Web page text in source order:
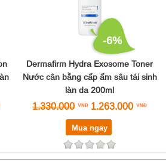
-6%
Dermafirm Hydra Exosome Toner
Nước cân bằng cấp ẩm sâu tái sinh
làn da 200ml
1.330.000 1.263.000
Mua ngay